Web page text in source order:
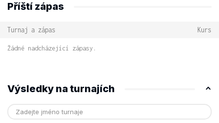
Příští zápas
Turnaj a zápas Kurs
Žádné nadcházející zápasy.
Výsledky na turnajích